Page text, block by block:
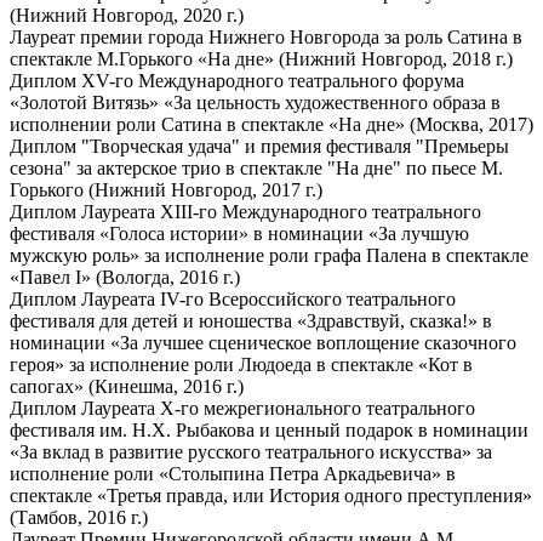
(Нижний Новгород, 2020 г.)
Лауреат премии города Нижнего Новгорода за роль Сатина в
спектакле М.Горького «На дне» (Нижний Новгород, 2018 г.)
Диплом ХV-го Международного театрального форума
«Золотой Витязь» «За цельность художественного образа в
исполнении роли Сатина в спектакле «На дне» (Москва, 2017)
Диплом "Творческая удача" и премия фестиваля "Премьеры
сезона" за актерское трио в спектакле "На дне" по пьесе М.
Горького (Нижний Новгород, 2017 г.)
Диплом Лауреата XIII-го Международного театрального
фестиваля «Голоса истории» в номинации «За лучшую
мужскую роль» за исполнение роли графа Палена в спектакле
«Павел I» (Вологда, 2016 г.)
Диплом Лауреата IV-го Всероссийского театрального
фестиваля для детей и юношества «Здравствуй, сказка!» в
номинации «За лучшее сценическое воплощение сказочного
героя» за исполнение роли Людоеда в спектакле «Кот в
сапогах» (Кинешма, 2016 г.)
Диплом Лауреата Х-го межрегионального театрального
фестиваля им. Н.Х. Рыбакова и ценный подарок в номинации
«За вклад в развитие русского театрального искусства» за
исполнение роли «Столыпина Петра Аркадьевича» в
спектакле «Третья правда, или История одного преступления»
(Тамбов, 2016 г.)